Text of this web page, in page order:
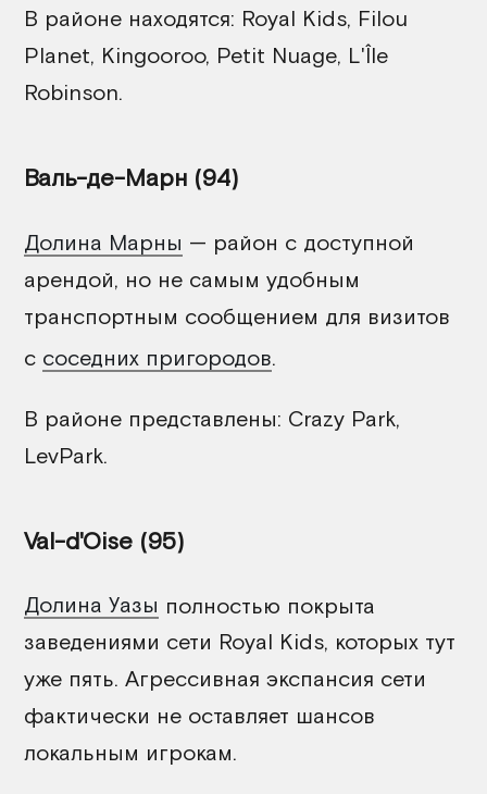
В районе находятся: Royal Kids, Filou
Planet, Kingooroo, Petit Nuage, L'Île
Robinson.
Валь-де-Марн (94)
Долина Марны — район с доступной
арендой, но не самым удобным
транспортным сообщением для визитов
с соседних пригородов
В районе представлены: Crazy Park,
LevPark.
Val-d'Oise (95)
Долина Уазы полностью покрыта
заведениями сети Royal Kids, которых тут
уже пять. Агрессивная экспансия сети
фактически не оставляет шансов
локальным игрокам.